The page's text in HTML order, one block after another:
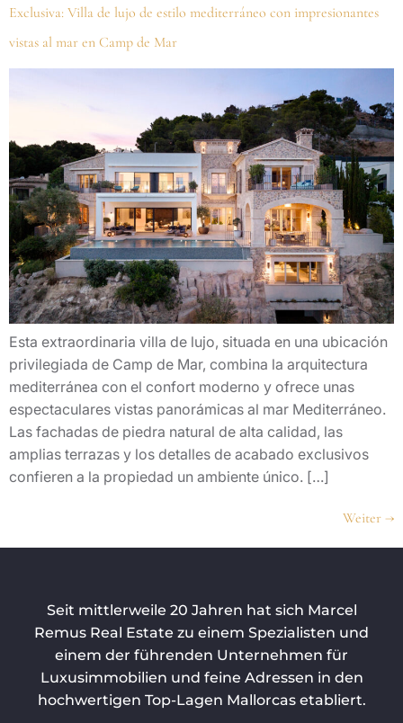
Exclusiva: Villa de lujo de estilo mediterráneo con impresionantes
vistas al mar en Camp de Mar
Esta extraordinaria villa de lujo, situada en una ubicación
privilegiada de Camp de Mar, combina la arquitectura
mediterránea con el confort moderno y ofrece unas
espectaculares vistas panorámicas al mar Mediterráneo.
Las fachadas de piedra natural de alta calidad, las
amplias terrazas y los detalles de acabado exclusivos
confieren a la propiedad un ambiente único. […]
Weiter →
Seit mittlerweile 20 Jahren hat sich Marcel
Remus Real Estate zu einem Spezialisten und
einem der führenden Unternehmen für
Luxusimmobilien und feine Adressen in den
hochwertigen Top-Lagen Mallorcas etabliert.